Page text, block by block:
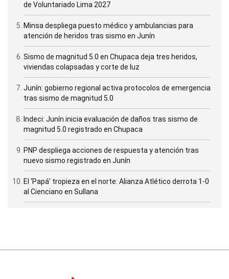
de Voluntariado Lima 2027
Minsa despliega puesto médico y ambulancias para
atención de heridos tras sismo en Junín
Sismo de magnitud 5.0 en Chupaca deja tres heridos,
viviendas colapsadas y corte de luz
Junín: gobierno regional activa protocolos de emergencia
tras sismo de magnitud 5.0
Indeci: Junín inicia evaluación de daños tras sismo de
magnitud 5.0 registrado en Chupaca
PNP despliega acciones de respuesta y atención tras
nuevo sismo registrado en Junín
El ‘Papá’ tropieza en el norte: Alianza Atlético derrota 1-0
al Cienciano en Sullana